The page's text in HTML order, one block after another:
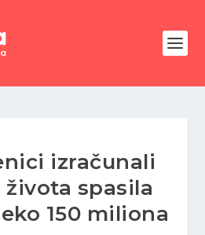
izračunali
života spasila
150 miliona